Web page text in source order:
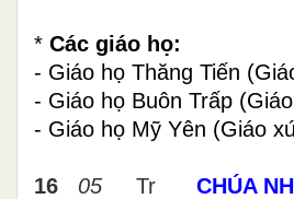
* Các giáo họ:
- Giáo họ Thăng Tiến
- Giáo họ Buôn Trấp
- Giáo họ Mỹ Yên (Giáo
16 05 Tr CHÚA